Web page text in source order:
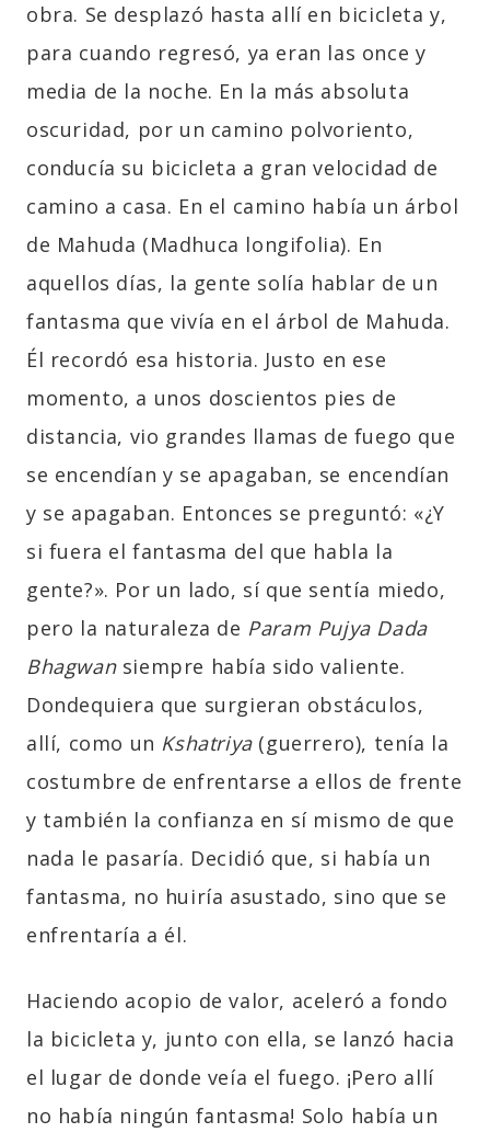
obra. Se desplazó hasta allí en bicicleta y,
para cuando regresó, ya eran las once y
media de la noche. En la más absoluta
oscuridad, por un camino polvoriento,
conducía su bicicleta a gran velocidad de
camino a casa. En el camino había un árbol
de Mahuda (Madhuca longifolia). En
aquellos días, la gente solía hablar de un
fantasma que vivía en el árbol de Mahuda.
Él recordó esa historia. Justo en ese
momento, a unos doscientos pies de
distancia, vio grandes llamas de fuego que
se encendían y se apagaban, se encendían
y se apagaban. Entonces se preguntó: «¿Y
si fuera el fantasma del que habla la
gente?». Por un lado, sí que sentía miedo,
pero la naturaleza de Param Pujya Dada
Bhagwansiempre había sido valiente.
Dondequiera que surgieran obstáculos,
allí, como un Kshatriya(guerrero), tenía la
costumbre de enfrentarse a ellos de frente
y también la confianza en sí mismo de que
nada le pasaría. Decidió que, si había un
fantasma, no huiría asustado, sino que se
enfrentaría a él.
Haciendo acopio de valor, aceleró a fondo
la bicicleta y, junto con ella, se lanzó hacia
el lugar de donde veía el fuego. ¡Pero allí
no había ningún fantasma! Solo había un